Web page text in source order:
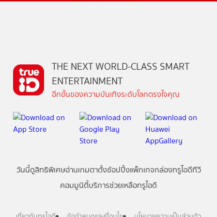
THE NEXT WORLD-CLASS SMART
ENTERTAINMENT
อีกขั้นของความบันเทิงระดับโลกตรงใจคุณ
วันนี้ดูสิทธิพิเศษอ่านเกมตาตั้งช้อปปิ้งแพ็กเกจกล่องทรูไอดีทีวี
คอมมูนิตี้บริการช่วยเหลือทรูไอดี